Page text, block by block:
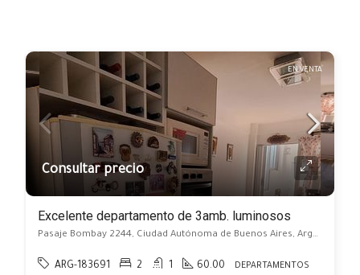
EN VENTA
Consultar precio
Excelente departamento de 3amb. luminosos
Pasaje Bombay 2244, Ciudad Autónoma de Buenos Aires, Argentina, Monte Castro, Capital Federal
ARG-183691 2 1 60.00 DEPARTAMENTOS